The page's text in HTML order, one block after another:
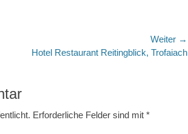
Weiter →
NächsterHotel Restaurant Reitingblick, Trofaiach
Erforderliche Felder sind mit *